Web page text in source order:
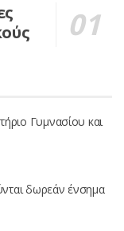
Γυμνασίου και
δωρεάν ένσημα